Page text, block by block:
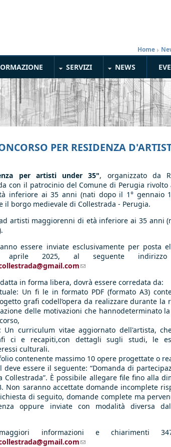
Home »
SERVIZI NEWS
PER RESIDENZA
per artisti under 35", organizzato da
con il patrocinio del Comune di Perugia
inferiore ai 35 anni (nati dopo il 1° gennaio
il borgo medievale di Collestrada - Perugia.
artisti maggiorenni di età inferiore ai 35 anni
essere inviate esclusivamente per posta
2025, al seguente indirizzo
(link sends e-mail)
in forma libera, dovrà essere corredata da:
Un fi le in formato PDF (formato A3)
grafi codell’opera da realizzare durante la
delle motivazioni che hannodeterminato
Un curriculum vitae aggiornato dell'artista,
ci e recapiti,con dettagli sugli studi, le
culturali.
contenente massimo 10 opere progettate o
deve essere il seguente: “Domanda di
Collestrada”. È possibile allegare file fino alla
Non saranno accettate domande incomplete
di seguito, domande complete ma
oppure inviate con modalità diversa
informazioni e chiarimenti
(link sends e-mail)